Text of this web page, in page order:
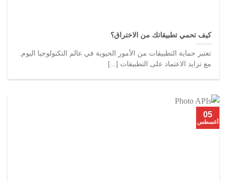
كيف تحمي تطبيقاتك من الاختراق؟
تعتبر حماية التطبيقات من الأمور الحيوية في عالم التكنولوجيا اليوم.
مع تزايد الاعتماد على التطبيقات [...]
05
أغسطس